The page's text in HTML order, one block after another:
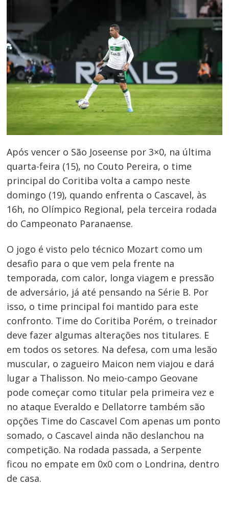
Após vencer o São Joseense por 3×0, na última
quarta-feira (15), no Couto Pereira, o time
principal do Coritiba volta a campo neste
domingo (19), quando enfrenta o Cascavel, às
16h, no Olímpico Regional, pela terceira rodada
do Campeonato Paranaense.
O jogo é visto pelo técnico Mozart como um
desafio para o que vem pela frente na
temporada, com calor, longa viagem e pressão
de adversário, já até pensando na Série B. Por
isso, o time principal foi mantido para este
confronto. Time do Coritiba Porém, o treinador
deve fazer algumas alterações nos titulares. E
em todos os setores. Na defesa, com uma lesão
muscular, o zagueiro Maicon nem viajou e dará
lugar a Thalisson. No meio-campo Geovane
pode começar como titular pela primeira vez e
no ataque Everaldo e Dellatorre também são
opções Time do Cascavel Com apenas um ponto
somado, o Cascavel ainda não deslanchou na
competição. Na rodada passada, a Serpente
ficou no empate em 0x0 com o Londrina, dentro
de casa.